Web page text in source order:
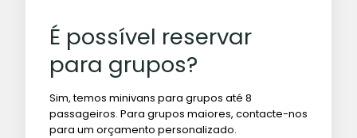
É possível reservar
para grupos?
Sim, temos minivans para grupos até 8
passageiros. Para grupos maiores, contacte-nos
para um orçamento personalizado.